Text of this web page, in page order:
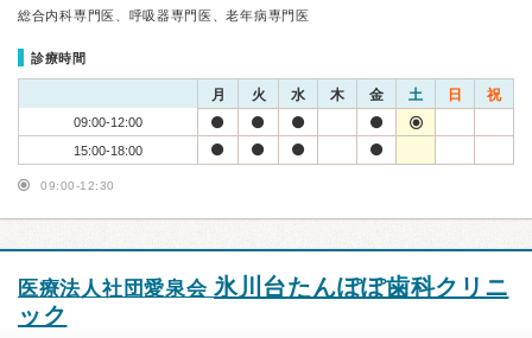
総合内科専門医、呼吸器専門医、老年病専門医
診療時間
月 火 水 木 金 土 日 祝
09:00-12:00
15:00-18:00
09:00-12:30
医療法人社団愛泉会 氷川台たんぽぽ歯科クリニ
ック